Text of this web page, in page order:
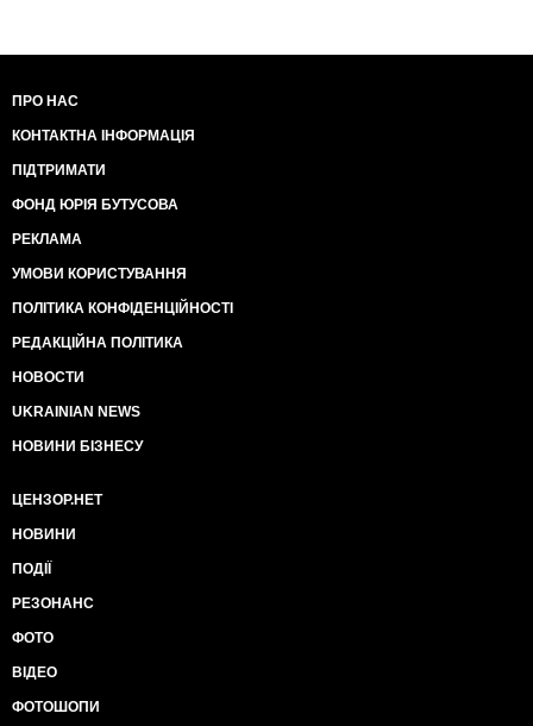
ПРО НАС
КОНТАКТНА ІНФОРМАЦІЯ
ПІДТРИМАТИ
ФОНД ЮРІЯ БУТУСОВА
РЕКЛАМА
УМОВИ КОРИСТУВАННЯ
ПОЛІТИКА КОНФІДЕНЦІЙНОСТІ
РЕДАКЦІЙНА ПОЛІТИКА
НОВОСТИ
UKRAINIAN NEWS
НОВИНИ БІЗНЕСУ
ЦЕНЗОР.НЕТ
НОВИНИ
ПОДІЇ
РЕЗОНАНС
ФОТО
ВІДЕО
ФОТОШОПИ